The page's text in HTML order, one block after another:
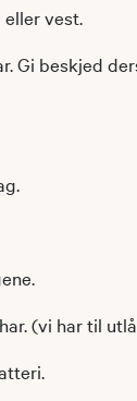
vest.
Gi beskjed
(vi har til